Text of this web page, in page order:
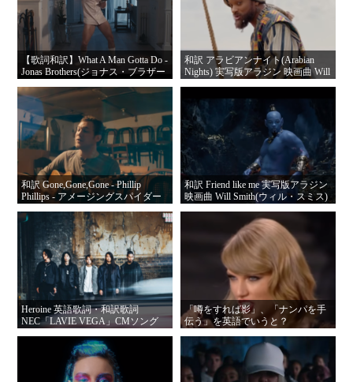
【歌詞和訳】What A Man Gotta Do -
Jonas Brothers(ジョナス・ブラザー
和訳 アラビアンナイト(Arabian
Nights) 実写版アラジン 映画曲 Will
和訳 Gone,Gone,Gone - Phillip
Phillips - アメージングスパイダー
詞
和訳 Friend like me 実写版アラジン
映画曲 Will Smith(ウィル・スミス)
Heroine 英語歌詞・和訳歌詞
NEC「LAVIE VEGA」CMソング
「噂をすれば影」、「ナンパを手
伝う」を英語でいうと？